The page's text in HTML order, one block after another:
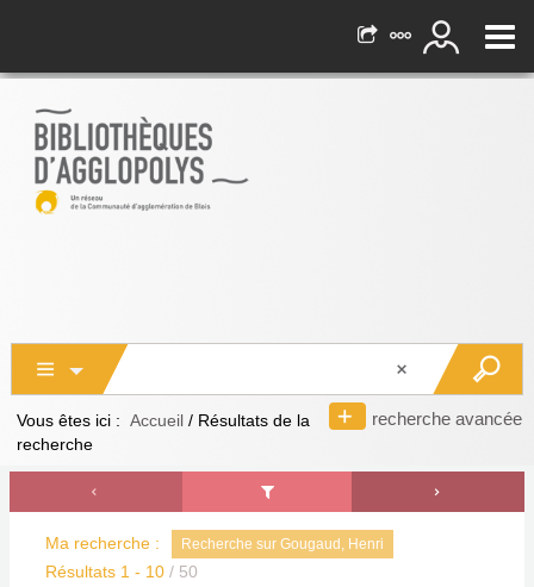
recherche avancée
Vous êtes ici : Accueil / Résultats de la
recherche
Ma recherche : Recherche sur Gougaud, Henri
Résultats 1 - 10 / 50